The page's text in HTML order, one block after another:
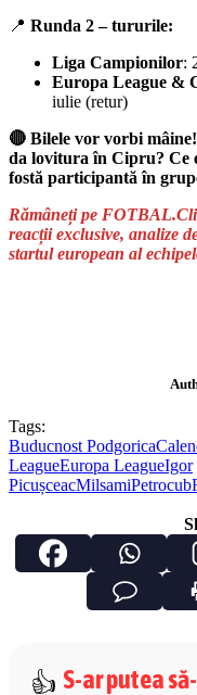
📍 Runda 2 – tururile:
Liga Campionilor:
Europa League &
iulie (retur)
🔴 Bilele vor vorbi
da lovitura în Cipru? Ce
fostă participantă în
Rămâneți pe
reacții exclusive, analize
startul european al
Tags:
Buducnost Podgorica
LeagueEuropa LeagueIgor
PicușceacMilsamiPetrocub
S-ar putea